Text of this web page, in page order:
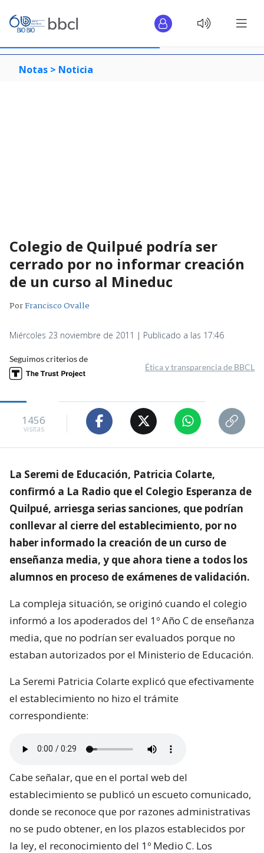
Notas > Noticia
Colegio de Quilpué podría ser
cerrado por no informar creación
de un curso al Mineduc
PorFrancisco Ovalle
Miércoles 23 noviembre de 2011 | Publicado a las 17:46
Seguimos criterios de
Ética y transparencia de BBCL
1456
visitas
La Seremi de Educación, Patricia Colarte,
confirmó a La Radio que el Colegio Esperanza de
Quilpué, arriesga serias sanciones, que podrían
conllevar al cierre del establecimiento, por no
haber informado la creación de un curso de
enseñanza media, y que ahora tiene a todos los
alumnos en proceso de exámenes de validación.
La compleja situación, se originó cuando el colegio
informó a los apoderados del 1º Año C de enseñanza
media, que no podrían ser evaluados porque no
estaban autorizados por el Ministerio de Educación.
La Seremi Patricia Colarte explicó que efectivamente
el establecimiento no hizo el trámite
correspondiente:
Cabe señalar, que en el portal web del
establecimiento se publicó un escueto comunicado,
donde se reconoce que por razones administrativas
no se pudo obtener, en los plazos establecidos por
la ley, el reconocimiento del 1º Medio C. Los